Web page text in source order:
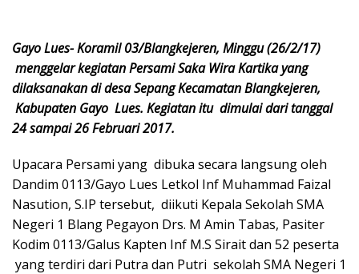
Gayo Lues- Koramil 03/Blangkejeren, Minggu (26/2/17)
menggelar kegiatan Persami Saka Wira Kartika yang
dilaksanakan di desa Sepang Kecamatan Blangkejeren,
Kabupaten Gayo Lues. Kegiatan itu dimulai dari tanggal
24 sampai 26 Februari 2017.
Upacara Persami yang dibuka secara langsung oleh
Dandim 0113/Gayo Lues Letkol Inf Muhammad Faizal
Nasution, S.IP tersebut, diikuti Kepala Sekolah SMA
Negeri 1 Blang Pegayon Drs. M Amin Tabas, Pasiter
Kodim 0113/Galus Kapten Inf M.S Sirait dan 52 peserta
yang terdiri dari Putra dan Putri sekolah SMA Negeri 1